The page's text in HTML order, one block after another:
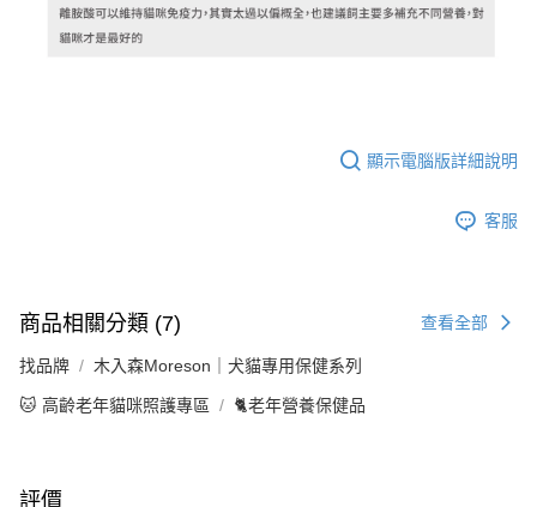
顯示電腦版詳細說明
客服
商品相關分類 (7) 查看全部
找品牌 木入森Moreson｜犬貓專用保健系列
🐱 高齡老年貓咪照護專區 🐈老年營養保健品
評價